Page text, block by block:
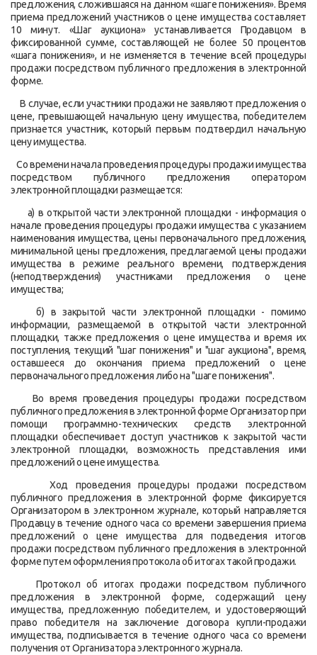
предложения, сложившаяся на данном «шаге понижения». Время
приема предложений участников о цене имущества составляет
10 минут. «Шаг аукциона» устанавливается Продавцом в
фиксированной сумме, составляющей не более 50 процентов
«шага понижения», и не изменяется в течение всей процедуры
продажи посредством публичного предложения в электронной
форме.
В случае, если участники продажи не заявляют предложения о
цене, превышающей начальную цену имущества, победителем
признается участник, который первым подтвердил начальную
цену имущества.
Со времени начала проведения процедуры продажи имущества
посредством публичного предложения оператором
электронной площадки размещается:
а) в открытой части электронной площадки - информация о
начале проведения процедуры продажи имущества с указанием
наименования имущества, цены первоначального предложения,
минимальной цены предложения, предлагаемой цены продажи
имущества в режиме реального времени, подтверждения
(неподтверждения) участниками предложения о цене
имущества;
б) в закрытой части электронной площадки - помимо
информации, размещаемой в открытой части электронной
площадки, также предложения о цене имущества и время их
поступления, текущий "шаг понижения" и "шаг аукциона", время,
оставшееся до окончания приема предложений о цене
первоначального предложения либо на "шаге понижения".
Во время проведения процедуры продажи посредством
публичного предложения в электронной форме Организатор при
помощи программно-технических средств электронной
площадки обеспечивает доступ участников к закрытой части
электронной площадки, возможность представления ими
предложений о цене имущества.
Ход проведения процедуры продажи посредством
публичного предложения в электронной форме фиксируется
Организатором в электронном журнале, который направляется
Продавцу в течение одного часа со времени завершения приема
предложений о цене имущества для подведения итогов
продажи посредством публичного предложения в электронной
форме путем оформления протокола об итогах такой продажи.
Протокол об итогах продажи посредством публичного
предложения в электронной форме, содержащий цену
имущества, предложенную победителем, и удостоверяющий
право победителя на заключение договора купли-продажи
имущества, подписывается в течение одного часа со времени
получения от Организатора электронного журнала.